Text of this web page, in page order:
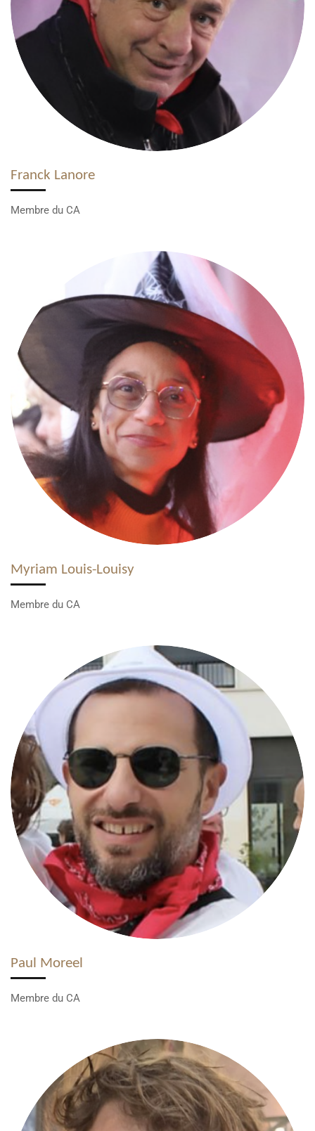
Franck Lanore
Membre du CA
Myriam Louis-Louisy
Membre du CA
Paul Moreel
Membre du CA